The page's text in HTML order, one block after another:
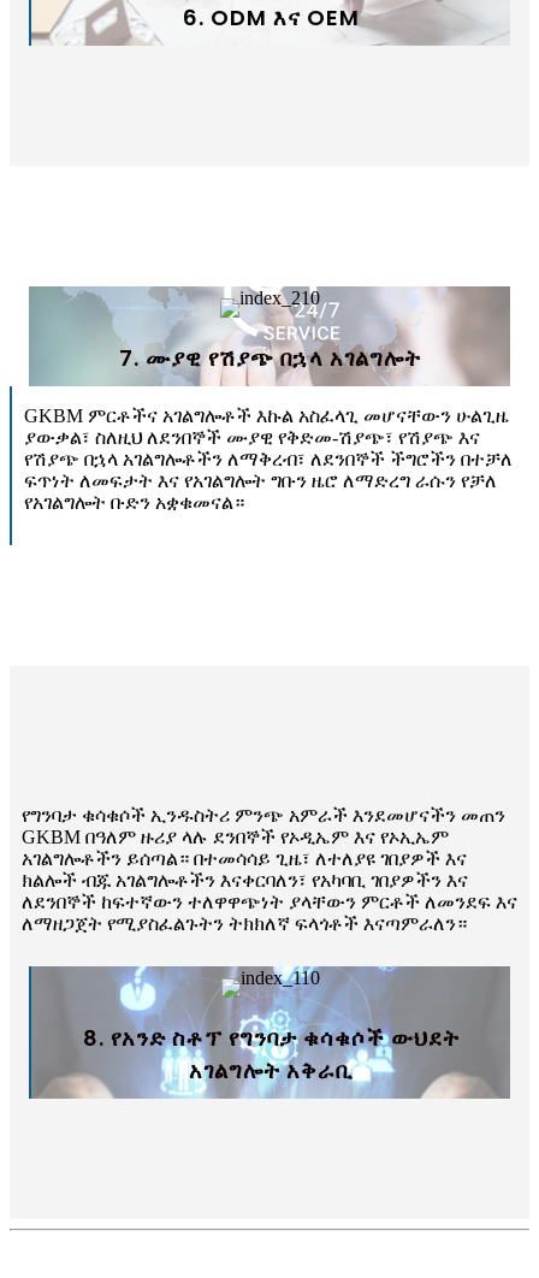
6. ODM እና OEM
7. ሙያዊ የሽያጭ በኋላ አገልግሎት
GKBM ምርቶችና አገልግሎቶች እኩል አስፈላጊ መሆናቸውን ሁልጊዜ
ያውቃል፣ ስለዚህ ለደንበኞች ሙያዊ የቅድመ-ሽያጭ፣ የሽያጭ እና
የሽያጭ በኋላ አገልግሎቶችን ለማቅረብ፣ ለደንበኞች ችግሮችን በተቻለ
ፍጥነት ለመፍታት እና የአገልግሎት ግቡን ዜሮ ለማድረግ ራሱን የቻለ
የአገልግሎት ቡድን አቋቁመናል።
የግንባታ ቁሳቁሶች ኢንዱስትሪ ምንጭ አምራች እንደመሆናችን መጠን
GKBM በዓለም ዙሪያ ላሉ ደንበኞች የኦዲኤም እና የኦኢኤም
አገልግሎቶችን ይሰጣል። በተመሳሳይ ጊዜ፣ ለተለያዩ ገበያዎች እና
ክልሎች ብጁ አገልግሎቶችን እናቀርባለን፣ የአካባቢ ገበያዎችን እና
ለደንበኞች ከፍተኛውን ተለዋዋጭነት ያላቸውን ምርቶች ለመንደፍ እና
ለማዘጋጀት የሚያስፈልጉትን ትክክለኛ ፍላጎቶች እናጣምራለን።
8. የአንድ ስቶፕ የግንባታ ቁሳቁሶች ውህደት
አገልግሎት አቅራቢ